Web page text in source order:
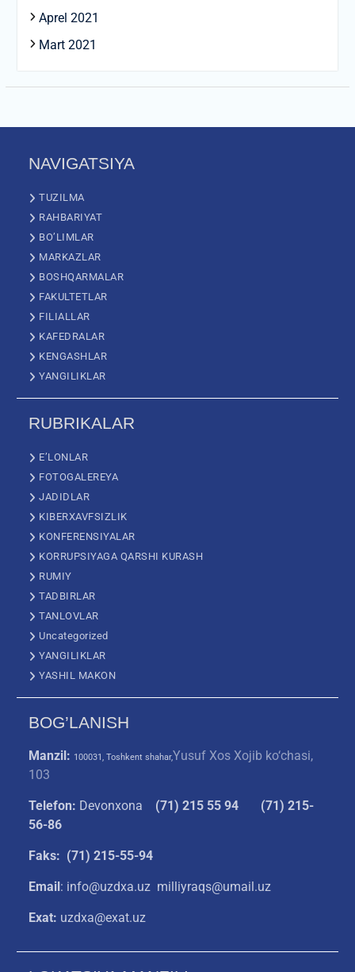
Aprel 2021
Mart 2021
NAVIGATSIYA
TUZILMA
RAHBARIYAT
BO’LIMLAR
MARKAZLAR
BOSHQARMALAR
FAKULTETLAR
FILIALLAR
KAFEDRALAR
KENGASHLAR
YANGILIKLAR
RUBRIKALAR
E’LONLAR
FOTOGALEREYA
JADIDLAR
KIBERXAVFSIZLIK
KONFERENSIYALAR
KORRUPSIYAGA QARSHI KURASH
RUMIY
TADBIRLAR
TANLOVLAR
Uncategorized
YANGILIKLAR
YASHIL MAKON
BOG’LANISH
Manzil: 100031, Toshkent shahar,Yusuf Xos Xojib ko‘chasi,
103
Telefon: Devonxona (71) 215 55 94
(71) 215-
56-86
Faks: (71) 215-55-94
Email : info@uzdxa.uz milliyraqs@umail.uz
Exat: uzdxa@exat.uz